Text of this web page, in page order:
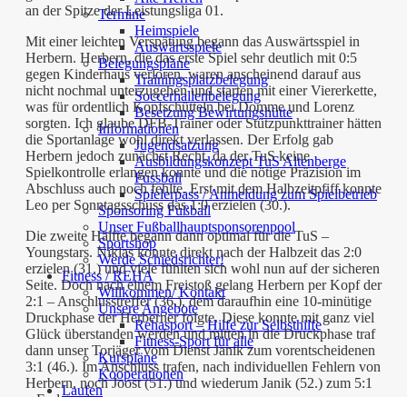
Termine
Heimspiele
Auswärtsspiele
Belegungspläne
Trainingsplatzbelegung
Soccerhallenbelegung
Besetzung Bewirtungshütte
Informationen
Jugendsatzung
Ausbildungskonzept TuS Altenberge
Fussball
Spielerpass / Anmeldung zum Spielbetrieb
Sponsoring Fußball
Unser Fußballhauptsponsorenpool
Sportshop
Werde Schiedsrichter!
Fitness / REHA
Willkommen/ Kontakt
Unsere Angebote
Rehasport – Hilfe zur Selbsthilfe
Fitness-Sport für alle
Kurspläne
Kooperationen
Laufen
an der Spitze der Leistungsliga 01.
Mit einer leichten Verspätung begann das Auswärtsspiel in
Herbern. Herbern, die das erste Spiel sehr deutlich mit 0:5
gegen Kinderhaus verloren, waren anscheinend darauf aus
nicht nochmal unterzugehen und starten mit einer Viererkette,
was für ordentlich Kopfschütteln bei Domme und Lorenz
sorgten. Ich glaube DFB-Trainer oder Stützpunkttrainer hätten
die Sportanlage wohl direkt verlassen. Der Erfolg gab
Herbern jedoch zunächst Recht, da der TuS keine
Spielkontrolle erlangen konnte und die nötige Präzision im
Abschluss auch noch fehlte. Erst mit dem Halbzeitpfiff konnte
Leo per Sonntagsschuss das 1:0 erzielen (30.).
Die zweite Hälfte begann dann optimal für die TuS –
Youngstars. Niklas konnte direkt nach der Halbzeit das 2:0
erzielen (31.) und viele fühlten sich wohl nun auf der sicheren
Seite. Doch nach einem Freistoß gelang Herbern per Kopf der
2:1 – Anschlusstreffer (36.), dem daraufhin eine 10-minütige
Druckphase der Herberner folgte. Diese konnte mit ganz viel
Glück überstanden werden und mitten in die Druckphase traf
dann unser Torjäger vom Dienst Janik zum vorentscheidenen
3:1 (46.). Im Anschluss trafen, nach individuellen Fehlern von
Herbern, noch Joost (51.) und wiederum Janik (52.) zum 5:1